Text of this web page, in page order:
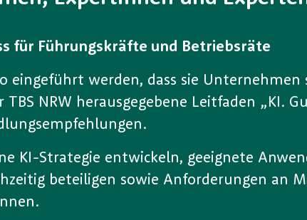
für Führungskräfte und Betriebsräte
eingeführt werden, dass sie
NRW herausgegebene Leitfaden „KI.
KI-Strategie entwickeln, geeignete
beteiligen sowie Anforderungen an